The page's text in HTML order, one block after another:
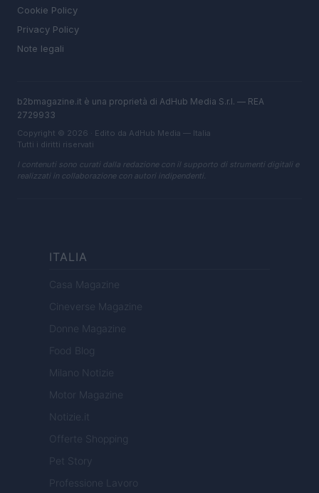
Cookie Policy
Privacy Policy
Note legali
b2bmagazine.it è una proprietà di AdHub Media S.r.l. — REA
2729933
Copyright © 2026 · Edito da AdHub Media — Italia
Tutti i diritti riservati
I contenuti sono curati dalla redazione con il supporto di strumenti digitali e
realizzati in collaborazione con autori indipendenti.
ITALIA
Casa Magazine
Cineverse Magazine
Donne Magazine
Food Blog
Milano Notizie
Motor Magazine
Notizie.it
Offerte Shopping
Pet Story
Professione Lavoro